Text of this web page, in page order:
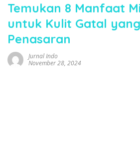
Temukan 8 Manfaat
untuk Kulit Gatal
Penasaran
Jurnal Indo
November 28, 2024